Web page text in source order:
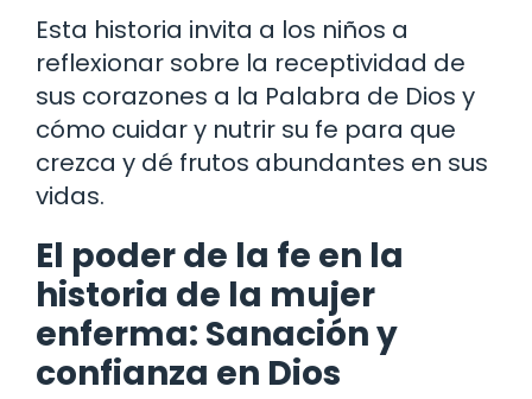
Esta historia invita a los niños a
reflexionar sobre la receptividad de
sus corazones a la Palabra de Dios y
cómo cuidar y nutrir su fe para que
crezca y dé frutos abundantes en sus
vidas.
El poder de la fe en la
historia de la mujer
enferma: Sanación y
confianza en Dios